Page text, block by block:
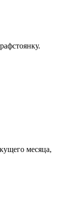
месяца,